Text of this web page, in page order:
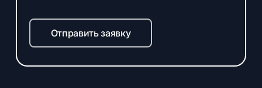
Отправить заявку